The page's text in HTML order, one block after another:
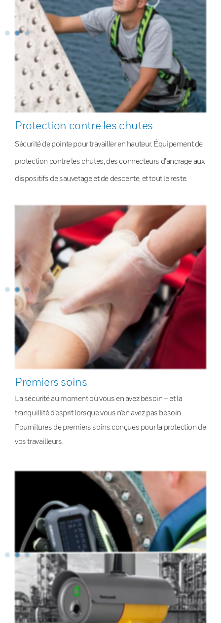
Protection contre les chutes
Sécurité de pointe pour travailler en hauteur. Équipement de
protection contre les chutes, des connecteurs d’ancrage aux
dispositifs de sauvetage et de descente, et tout le reste.
Premiers soins
La sécurité au moment où vous en avez besoin – et la
tranquillité d’esprit lorsque vous n’en avez pas besoin.
Fournitures de premiers soins conçues pour la protection de
vos travailleurs.